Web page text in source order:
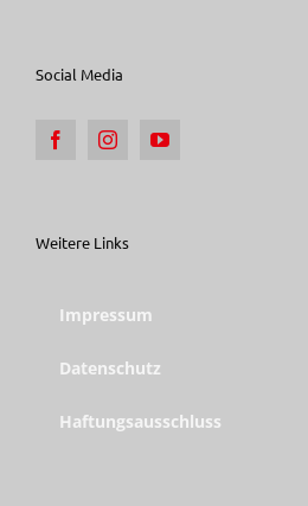
Social Media
Weitere Links
Impressum
Datenschutz
Haftungsausschluss